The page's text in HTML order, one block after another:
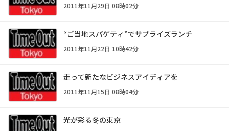
2011年11月29日 08時02分
“ご当地スパゲティ”でサプライズランチ
2011年11月22日 10時42分
走って新たなビジネスアイディアを
2011年11月15日 08時04分
光が彩る冬の東京